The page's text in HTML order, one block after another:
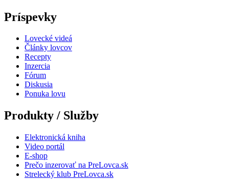
Príspevky
Lovecké videá
Články lovcov
Recepty
Inzercia
Fórum
Diskusia
Ponuka lovu
Produkty / Služby
Elektronická kniha
Video portál
E-shop
Prečo inzerovať na PreLovca.sk
Strelecký klub PreLovca.sk